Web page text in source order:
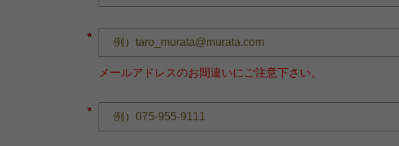
*
メールアドレスのお間違いにご注意下さい。
*